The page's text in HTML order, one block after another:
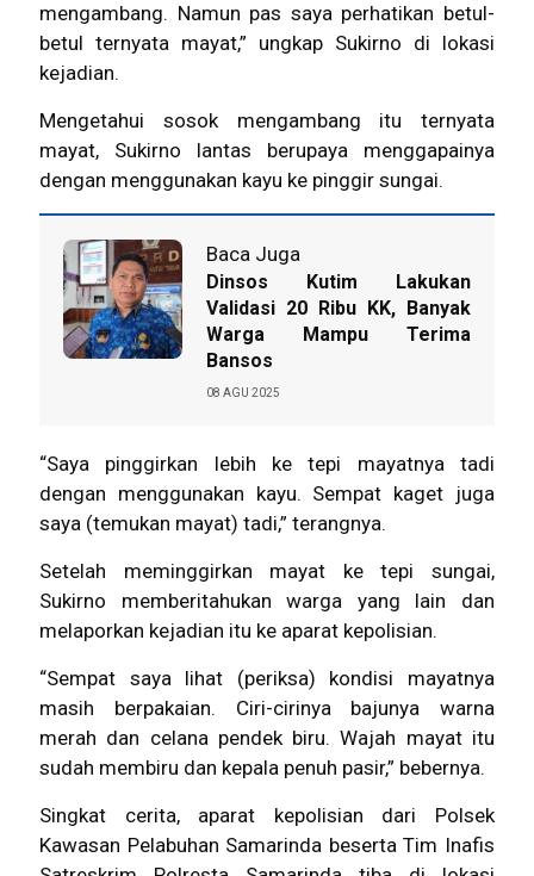
mengambang. Namun pas saya perhatikan betul-
betul ternyata mayat,” ungkap Sukirno di lokasi
kejadian.
Mengetahui sosok mengambang itu ternyata
mayat, Sukirno lantas berupaya menggapainya
dengan menggunakan kayu ke pinggir sungai.
Baca Juga
Dinsos Kutim Lakukan
Validasi 20 Ribu KK, Banyak
Warga Mampu Terima
Bansos
08 AGU 2025
“Saya pinggirkan lebih ke tepi mayatnya tadi
dengan menggunakan kayu. Sempat kaget juga
saya (temukan mayat) tadi,” terangnya.
Setelah meminggirkan mayat ke tepi sungai,
Sukirno memberitahukan warga yang lain dan
melaporkan kejadian itu ke aparat kepolisian.
“Sempat saya lihat (periksa) kondisi mayatnya
masih berpakaian. Ciri-cirinya bajunya warna
merah dan celana pendek biru. Wajah mayat itu
sudah membiru dan kepala penuh pasir,” bebernya.
Singkat cerita, aparat kepolisian dari Polsek
Kawasan Pelabuhan Samarinda beserta Tim Inafis